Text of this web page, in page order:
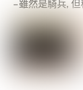
– 雖然是騎兵,